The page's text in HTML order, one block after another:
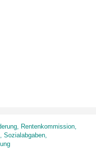
Rentenkommission,
Sozialabgaben,